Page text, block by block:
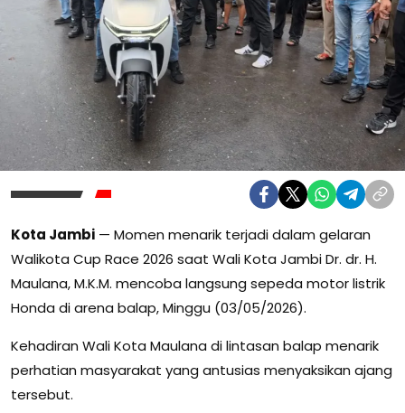
Kota Jambi — Momen menarik terjadi dalam gelaran
Walikota Cup Race 2026 saat Wali Kota Jambi Dr. dr. H.
Maulana, M.K.M. mencoba langsung sepeda motor listrik
Honda di arena balap, Minggu (03/05/2026).
Kehadiran Wali Kota Maulana di lintasan balap menarik
perhatian masyarakat yang antusias menyaksikan ajang
tersebut.